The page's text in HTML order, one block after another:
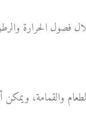
فصول الحرارة
والقمامة،